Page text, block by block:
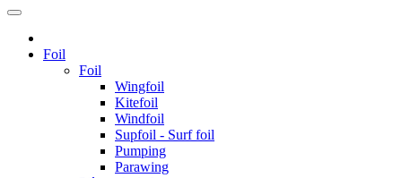
Foil
Foil
Wingfoil
Kitefoil
Windfoil
Supfoil - Surf foil
Pumping
Parawing